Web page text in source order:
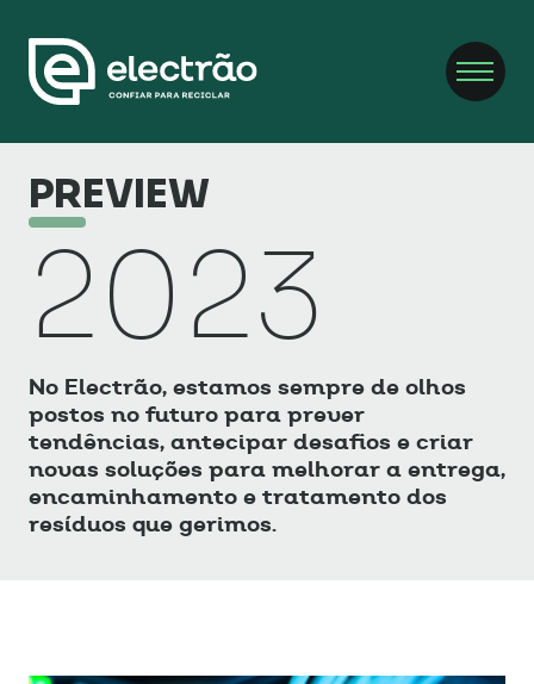
PREVIEW
2023
No Electrão, estamos sempre de olhos
postos no futuro para prever
tendências, antecipar desafios e criar
novas soluções para melhorar a entrega,
encaminhamento e tratamento dos
resíduos que gerimos.